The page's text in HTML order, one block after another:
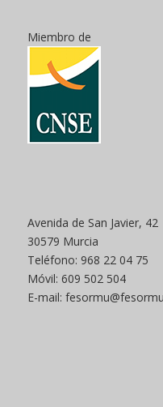
Miembro de
Avenida de San Javier, 42
30579 Murcia
Teléfono: 968 22 04 75
Móvil: 609 502 504
E-mail: